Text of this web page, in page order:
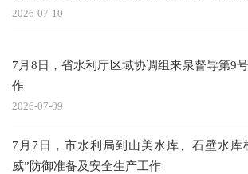
2026-07-10
7月8日，省水利厅区域协调组来泉督导第9
作
2026-07-09
7月7日，市水利局到山美水库、石壁水库
威”防御准备及安全生产工作